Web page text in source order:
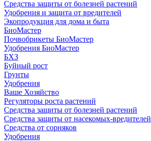
Средства защиты от болезней растений
Удобрения и защита от вредителей
Экопродукция для дома и быта
БиоМастер
Почвобрикеты БиоМастер
Удобрения БиоМастер
БХЗ
Буйный рост
Грунты
Удобрения
Ваше Хозяйство
Регуляторы роста растений
Средства защиты от болезней растений
Средства защиты от насекомых-вредителей
Средства от сорняков
Удобрения